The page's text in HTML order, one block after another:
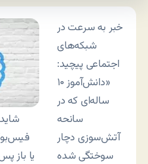
خبر به سرعت در
شبکه‌های
اجتماعی پیچید:
«دانش‌آموز ۱۰
ساله‌ای که در
سانحه
آتش‌سوزی دچار
سوختگی شده